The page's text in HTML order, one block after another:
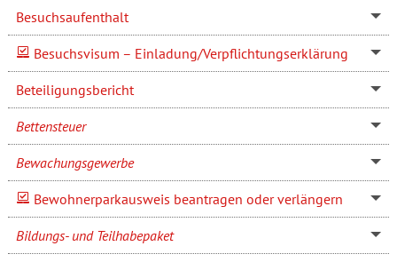
Besuchsaufenthalt
Besuchsvisum – Einladung/Verpflichtungserklärung
Beteiligungsbericht
Bettensteuer
Bewachungsgewerbe
Bewohnerparkausweis beantragen oder verlängern
Bildungs- und Teilhabepaket